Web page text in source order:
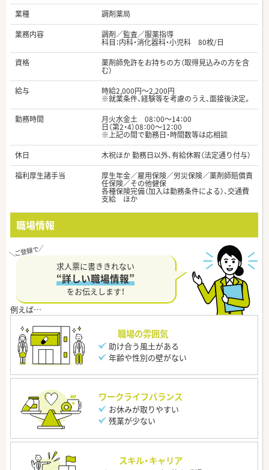
業種
調剤薬局
業務内容
調剤／監査／服薬指導
科目：内科・消化器科・小児科 80枚/日
資格
薬剤師免許をお持ちの方（取得見込みの方を含
む）
給与
時給2,000円～2,200円
※就業条件、経験等を考慮のうえ、面接後決定。
勤務時間
月火水金土 08：00～14：00
日（第2・4）08：00～12：00
※上記の間で勤務日・時間数等は応相談
休日
木祝ほか 勤務日以外、有給休暇（法定通り付与）
福利厚生諸手当
厚生年金／雇用保険／労災保険／薬剤師賠償責
任保険／その他健保
各種保険完備（加入は勤務条件による）、交通費
支給 ほか
職場情報
求人票に書ききれない
“詳しい職場情報”
をお伝えします！
職場の雰囲気
助け合う風土がある
年齢や性別の壁がない
ワークライフバランス
お休みが取りやすい
残業が少ない
スキル・キャリア